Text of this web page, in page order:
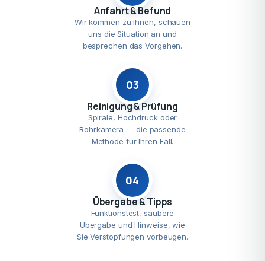
Anfahrt & Befund
Wir kommen zu Ihnen, schauen
uns die Situation an und
besprechen das Vorgehen.
03
Reinigung & Prüfung
Spirale, Hochdruck oder
Rohrkamera — die passende
Methode für Ihren Fall.
04
Übergabe & Tipps
Funktionstest, saubere
Übergabe und Hinweise, wie
Sie Verstopfungen vorbeugen.